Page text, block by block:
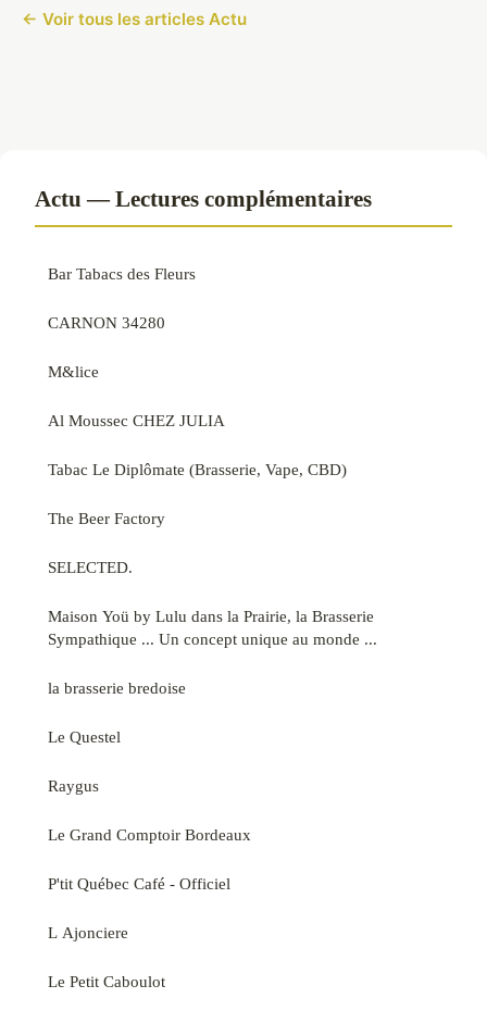
← Voir tous les articles Actu
Actu — Lectures complémentaires
Bar Tabacs des Fleurs
CARNON 34280
M&lice
Al Moussec CHEZ JULIA
Tabac Le Diplômate (Brasserie, Vape, CBD)
The Beer Factory
SELECTED.
Maison Yoü by Lulu dans la Prairie, la Brasserie
Sympathique ... Un concept unique au monde ...
la brasserie bredoise
Le Questel
Raygus
Le Grand Comptoir Bordeaux
P'tit Québec Café - Officiel
L Ajonciere
Le Petit Caboulot